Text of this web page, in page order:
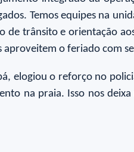
Temos equipes na
trânsito e orientação
o feriado com
elogiou o reforço no
na praia. Isso nos